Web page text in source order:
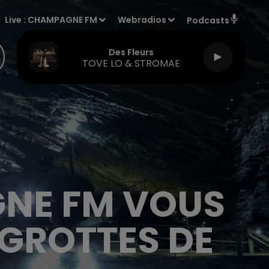
Live : CHAMPAGNE FM Webradios Podcasts
Des Fleurs
TOVE LO & STROMAE
FM VOUS
DE